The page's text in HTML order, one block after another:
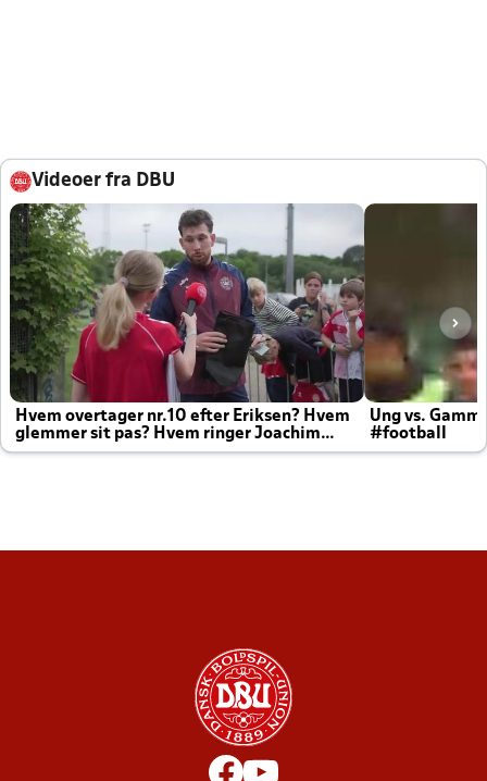
Videoer fra DBU
Hvem overtager nr.10 efter Eriksen? Hvem
glemmer sit pas? Hvem ringer Joachim
altid til efter kampe?
Ung vs.
#football